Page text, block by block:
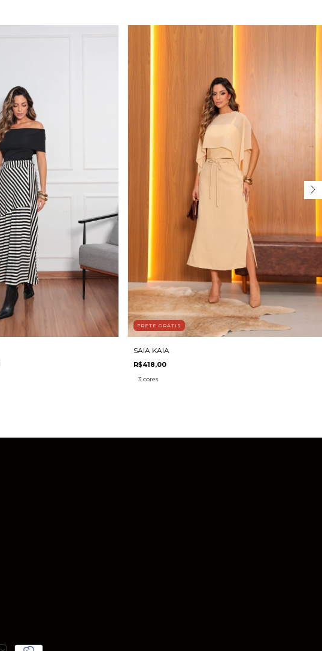
FRETE GRÁTIS
SAIA KAIA
R$418,00
3 cores